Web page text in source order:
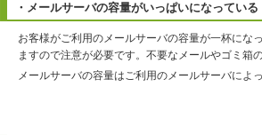
・メールサーバの容量がいっぱいになっている
お客様がご利用のメールサーバの容量が一杯にな
ますので注意が必要です。不要なメールやゴミ箱
メールサーバの容量はご利用のメールサーバによ